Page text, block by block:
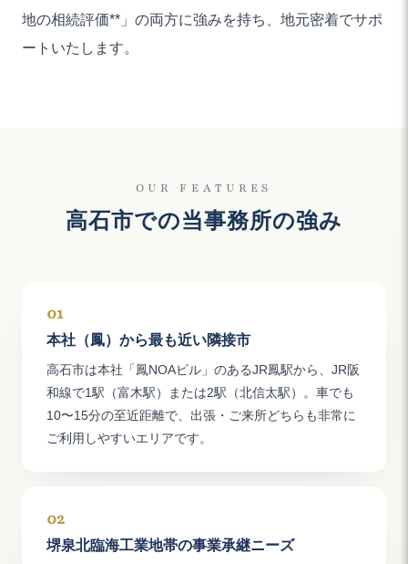
地の相続評価**」の両方に強みを持ち、地元密着でサポ
ートいたします。
OUR FEATURES
高石市での当事務所の強み
01
本社（鳳）から最も近い隣接市
高石市は本社「鳳NOAビル」のあるJR鳳駅から、JR阪
和線で1駅（富木駅）または2駅（北信太駅）。車でも
10〜15分の至近距離で、出張・ご来所どちらも非常に
ご利用しやすいエリアです。
02
堺泉北臨海工業地帯の事業承継ニーズ